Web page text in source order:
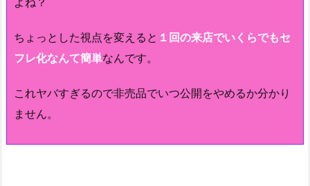
ちょっとした視点を変えると １回の来店でいくらでもセ
フレ化なんて簡単なんです。
これヤバすぎるので非売品でいつ公開をやめるか分かり
ません。